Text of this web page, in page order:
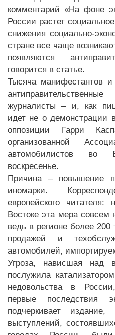
комментарий «На фоне
России растет
снижения социально-
стране все чаще
появляются
говорится в статье.
Тысяча манифестантов
журналисты – и, как
идет не о демонстрации
оппозиции Гарри
организованной
автомобилистов во
воскресенье.
Причина – повышение
иномарки.
европейского
Востоке эта мера совсем
ведь в регионе более
продажей и
автомобилей,
Угроза, нависшая над
послужила
недовольства в
первые последствия
подчеркивает
выступлений,